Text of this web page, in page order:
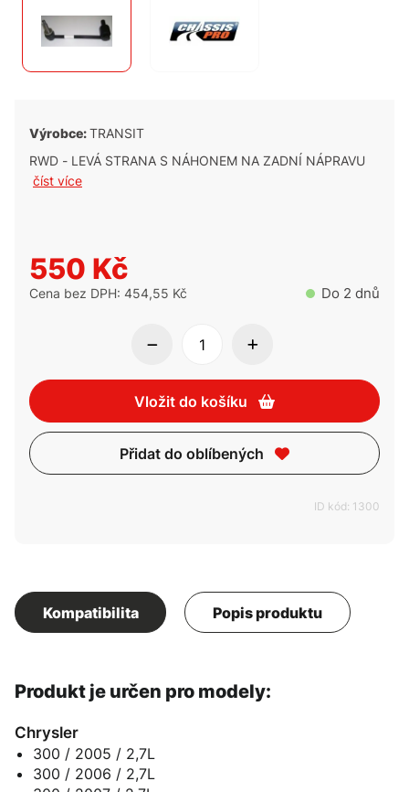
Výrobce:TRANSIT
RWD - LEVÁ STRANA S NÁHONEM NA ZADNÍ NÁPRAVU
číst více
550 Kč
Cena bez DPH: 454,55 Kč Do 2 dnů
Vložit do košíku
Přidat do oblíbených
ID kód: 1300
Kompatibilita Popis produktu
Produkt je určen pro modely:
Chrysler
300 / 2005 / 2,7L
300 / 2006 / 2,7L